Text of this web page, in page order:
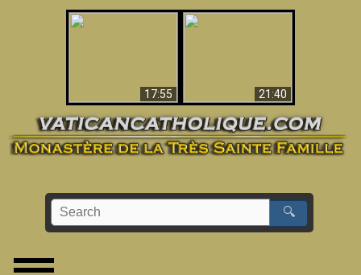
17:55
21:40
🔍